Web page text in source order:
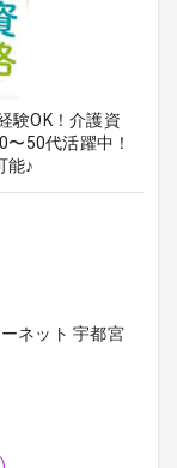
験OK！介護資
50代活躍中！
能♪
ネット 宇都宮